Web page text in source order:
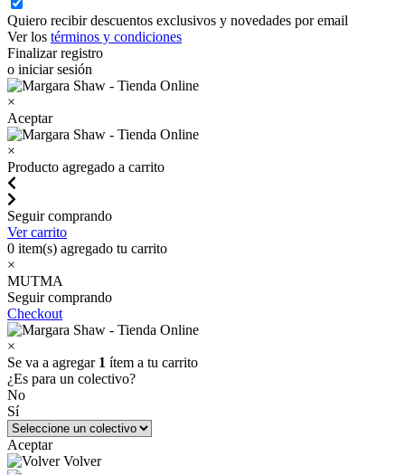
Quiero recibir descuentos exclusivos y novedades por email
Ver los términos y condiciones
Finalizar registro
o iniciar sesión
×
Aceptar
×
Producto agregado a carrito
Seguir comprando
Ver carrito
0 item(s) agregado tu carrito
×
MUTMA
Seguir comprando
Checkout
×
Se va a agregar 1 ítem a tu carrito
¿Es para un colectivo?
No
Sí
Aceptar
Volver